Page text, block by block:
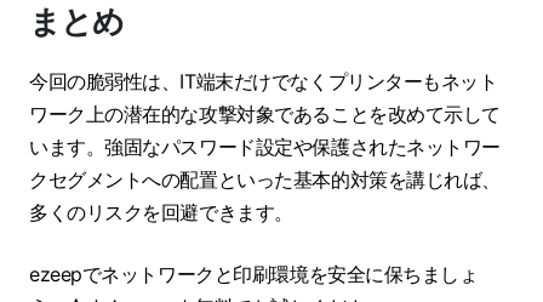
まとめ
今回の脆弱性は、IT端末だけでなくプリンターもネット
ワーク上の潜在的な攻撃対象であることを改めて示して
います。強固なパスワード設定や保護されたネットワー
クセグメントへの配置といった基本的対策を講じれば、
多くのリスクを回避できます。
ezeepでネットワークと印刷環境を安全に保ちましょ